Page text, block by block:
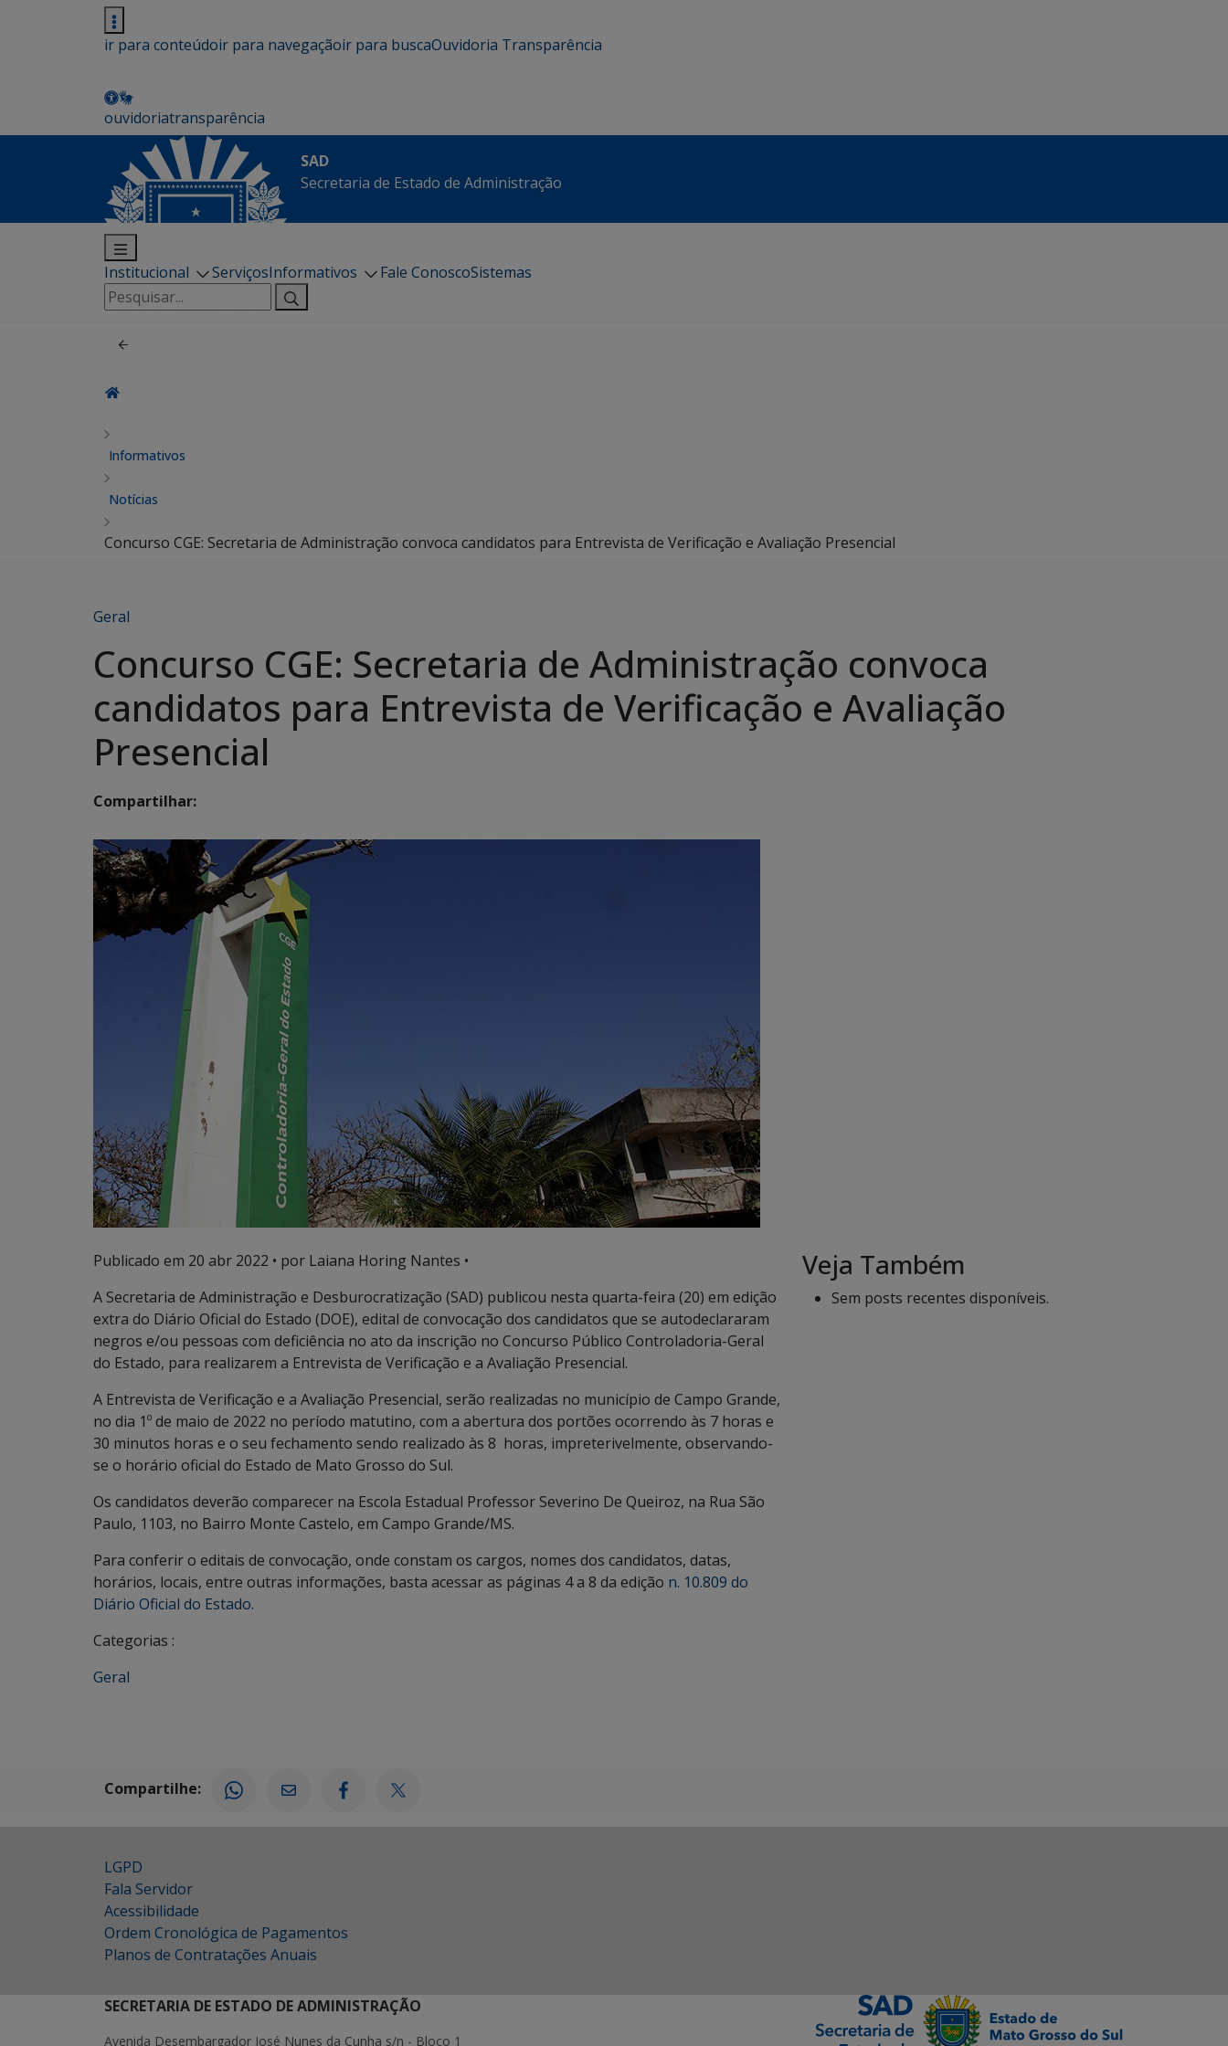
ir para conteúdoir para navegaçãoir para buscaOuvidoria Transparência
ouvidoriatransparência
SAD
Secretaria de Estado de Administração
Institucional ServiçosInformativos Fale ConoscoSistemas
Pesquisar
por:
Informativos
Notícias
Concurso CGE: Secretaria de Administração convoca candidatos para Entrevista de Verificação e Avaliação Presencial
Geral
Concurso CGE: Secretaria de Administração convoca
candidatos para Entrevista de Verificação e Avaliação
Presencial
Compartilhar:
Publicado em 20 abr 2022 • por Laiana Horing Nantes •
A Secretaria de Administração e Desburocratização (SAD) publicou nesta quarta-feira (20) em edição
extra do Diário Oficial do Estado (DOE), edital de convocação dos candidatos que se autodeclararam
negros e/ou pessoas com deficiência no ato da inscrição no Concurso Público Controladoria-Geral
do Estado, para realizarem a Entrevista de Verificação e a Avaliação Presencial.
A Entrevista de Verificação e a Avaliação Presencial, serão realizadas no município de Campo Grande,
no dia 1º de maio de 2022 no período matutino, com a abertura dos portões ocorrendo às 7 horas e
30 minutos horas e o seu fechamento sendo realizado às 8 horas, impreterivelmente, observando-
se o horário oficial do Estado de Mato Grosso do Sul.
Os candidatos deverão comparecer na Escola Estadual Professor Severino De Queiroz, na Rua São
Paulo, 1103, no Bairro Monte Castelo, em Campo Grande/MS.
Para conferir o editais de convocação, onde constam os cargos, nomes dos candidatos, datas,
horários, locais, entre outras informações, basta acessar as páginas 4 a 8 da edição n. 10.809 do
Diário Oficial do Estado.
Categorias :
Geral
Veja Também
Sem posts recentes disponíveis.
Compartilhe:
LGPD
Fala Servidor
Acessibilidade
Ordem Cronológica de Pagamentos
Planos de Contratações Anuais
SECRETARIA DE ESTADO DE ADMINISTRAÇÃO
Avenida Desembargador José Nunes da Cunha s/n - Bloco 1